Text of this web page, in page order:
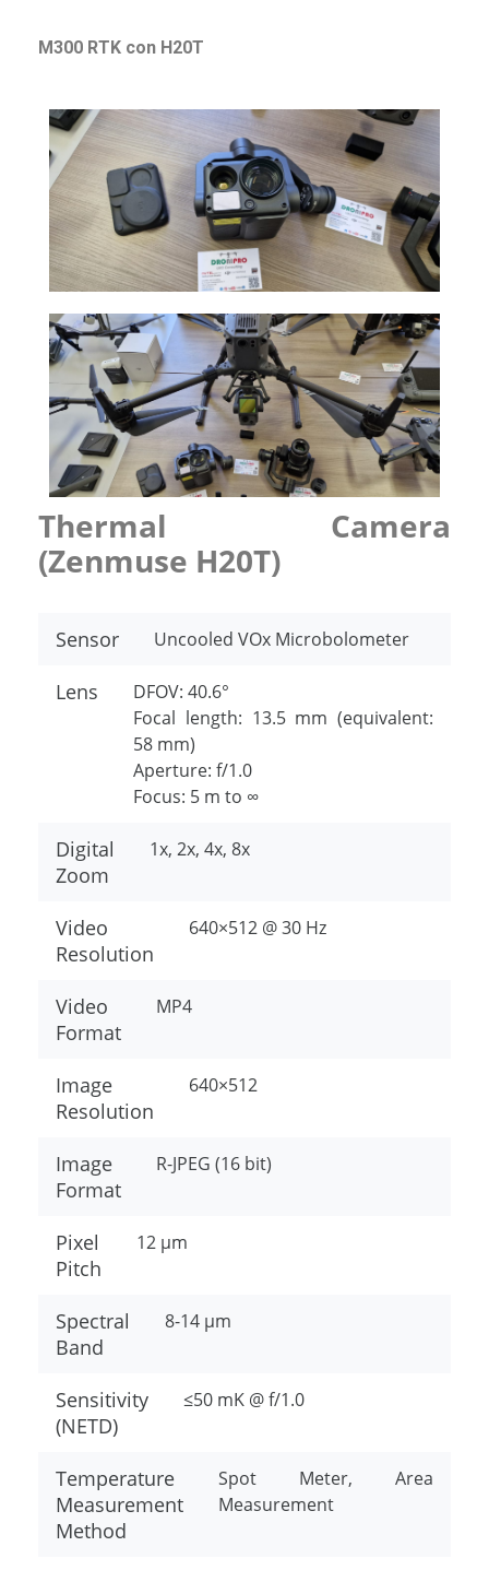
M300 RTK con H20T
Thermal Camera
(Zenmuse H20T)
Sensor Uncooled VOx Microbolometer
Lens
DFOV: 40.6°
Focal length: 13.5 mm (equivalent:
58 mm)
Aperture: f/1.0
Focus: 5 m to ∞
Digital
Zoom
1x, 2x, 4x, 8x
Video
Resolution
640×512 @ 30 Hz
Video
Format
MP4
Image
Resolution
640×512
Image
Format
R-JPEG (16 bit)
Pixel
Pitch
12 μm
Spectral
Band
8-14 μm
Sensitivity
(NETD)
≤50 mK @ f/1.0
Temperature
Measurement
Method
Spot Meter, Area
Measurement